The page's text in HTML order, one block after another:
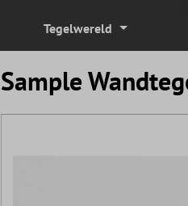
Tegelwereld
Sample